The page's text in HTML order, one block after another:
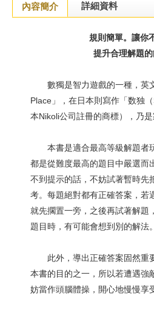
內容簡介 詳細資料
規則簡單。讓你
提升合理解題的
數獨是智力遊戲的一種，英
Place」，在日本則寫作「数独
本Nikoli公司註冊的商標），乃是
本書是適合最高等級解題者
都是從難度最高的題目中嚴選而
不到提示的話，不妨試著暫時先
考。每題絕對都有正確答案，若
就先擱置一旁，之後再試著解題
題目時，有可能會想到別的解法。
此外，導出正確答案固然重
本書的目的之一，所以若遭遇強
妨當作頭腦體操，開心地慢慢享